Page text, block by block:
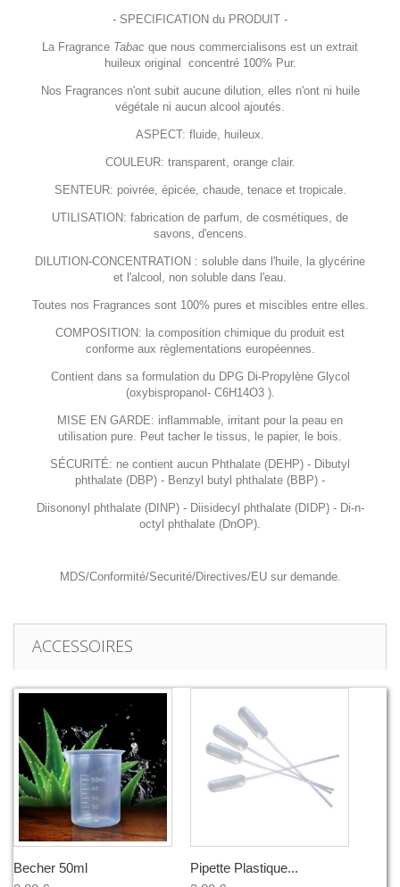
- SPECIFICATION du PRODUIT -
La Fragrance Tabac que nous commercialisons est un extrait
huileux original concentré 100% Pur.
Nos Fragrances n'ont subit aucune dilution, elles n'ont ni huile
végétale ni aucun alcool ajoutés.
ASPECT: fluide, huileux.
COULEUR: transparent, orange clair.
SENTEUR: poivrée, épicée, chaude, tenace et tropicale.
UTILISATION: fabrication de parfum, de cosmétiques, de
savons, d'encens.
DILUTION-CONCENTRATION : soluble dans l'huile, la glycérine
et l'alcool, non soluble dans l'eau.
Toutes nos Fragrances sont 100% pures et miscibles entre elles.
COMPOSITION: la composition chimique du produit est
conforme aux règlementations européennes.
Contient dans sa formulation du DPG Di-Propylène Glycol
(oxybispropanol- C6H14O3 ).
MISE EN GARDE: inflammable, irritant pour la peau en
utilisation pure. Peut tacher le tissus, le papier, le bois.
SÉCURITÉ: ne contient aucun Phthalate (DEHP) - Dibutyl
phthalate (DBP) - Benzyl butyl phthalate (BBP) -
Diisononyl phthalate (DINP) - Diisidecyl phthalate (DIDP) - Di-n-
octyl phthalate (DnOP).
MDS/Conformité/Securité/Directives/EU sur demande.
ACCESSOIRES
Becher 50ml
Pipette Plastique...